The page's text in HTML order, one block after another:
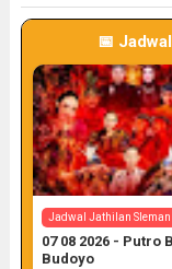
Jadwal Jathilan
06 08 2026 -
📅 Target: 6 (Post: 6/7)
📅
Jadwal Jathilan Sleman
07 08 2026 - Putro
Budoyo